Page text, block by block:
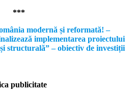
***
modernă și reformată! –
implementarea proiectului
structurală” – obiectiv de investiții
publicitate